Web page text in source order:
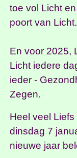
toe vol Licht en
poort van Licht.
En voor 2025,
Licht iedere
ieder -
Zegen.
Heel veel Liefs
dinsdag 7
nieuwe jaar